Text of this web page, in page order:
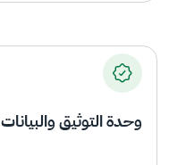
وحدة التوثيق والبيانات